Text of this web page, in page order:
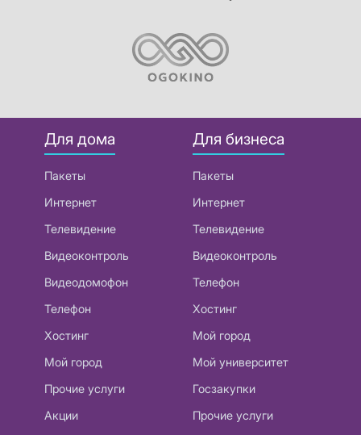
Для дома
Пакеты
Интернет
Телевидение
Видеоконтроль
Видеодомофон
Телефон
Хостинг
Мой город
Прочие услуги
Акции
Для бизнеса
Пакеты
Интернет
Телевидение
Видеоконтроль
Телефон
Хостинг
Мой город
Мой университет
Госзакупки
Прочие услуги